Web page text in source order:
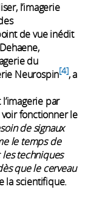
l’imagerie
de vue inédit
du
Neurospin 4 , a
par
fonctionner le
de signaux
le temps de
techniques
que le cerveau
la scientifique.